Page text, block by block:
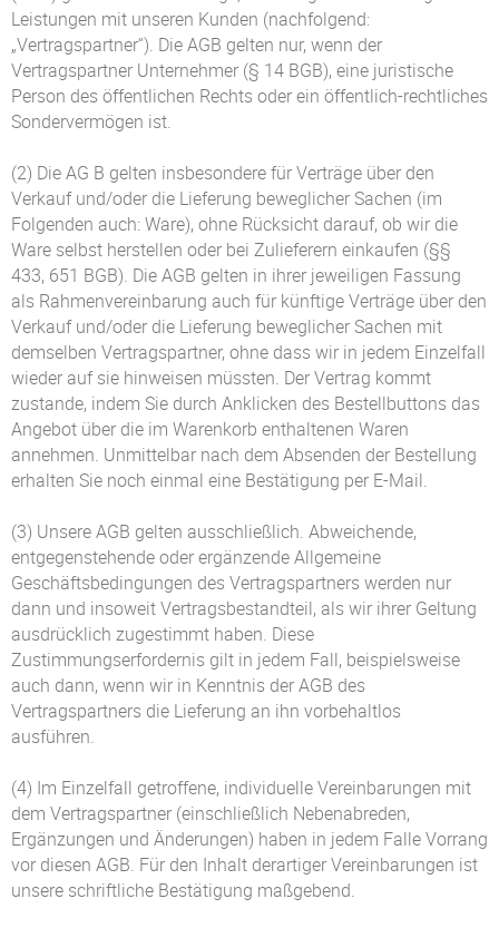
Leistungen mit unseren Kunden (nachfolgend:
„Vertragspartner“). Die AGB gelten nur, wenn der
Vertragspartner Unternehmer (§ 14 BGB), eine juristische
Person des öffentlichen Rechts oder ein öffentlich-rechtliches
Sondervermögen ist.
(2) Die AG B gelten insbesondere für Verträge über den
Verkauf und/oder die Lieferung beweglicher Sachen (im
Folgenden auch: Ware), ohne Rücksicht darauf, ob wir die
Ware selbst herstellen oder bei Zulieferern einkaufen (§§
433, 651 BGB). Die AGB gelten in ihrer jeweiligen Fassung
als Rahmenvereinbarung auch für künftige Verträge über den
Verkauf und/oder die Lieferung beweglicher Sachen mit
demselben Vertragspartner, ohne dass wir in jedem Einzelfall
wieder auf sie hinweisen müssten. Der Vertrag kommt
zustande, indem Sie durch Anklicken des Bestellbuttons das
Angebot über die im Warenkorb enthaltenen Waren
annehmen. Unmittelbar nach dem Absenden der Bestellung
erhalten Sie noch einmal eine Bestätigung per E-Mail.
(3) Unsere AGB gelten ausschließlich. Abweichende,
entgegenstehende oder ergänzende Allgemeine
Geschäftsbedingungen des Vertragspartners werden nur
dann und insoweit Vertragsbestandteil, als wir ihrer Geltung
ausdrücklich zugestimmt haben. Diese
Zustimmungserfordernis gilt in jedem Fall, beispielsweise
auch dann, wenn wir in Kenntnis der AGB des
Vertragspartners die Lieferung an ihn vorbehaltlos
ausführen.
(4) Im Einzelfall getroffene, individuelle Vereinbarungen mit
dem Vertragspartner (einschließlich Nebenabreden,
Ergänzungen und Änderungen) haben in jedem Falle Vorrang
vor diesen AGB. Für den Inhalt derartiger Vereinbarungen ist
unsere schriftliche Bestätigung maßgebend.